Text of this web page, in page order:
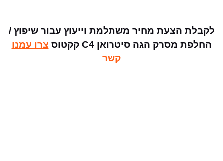
לקבלת הצעת מחיר משתלמת וייעוץ עבור שיפוץ /
החלפת מסרק הגה סיטרואן C4 קקטוס
צרו עמנו
קשר